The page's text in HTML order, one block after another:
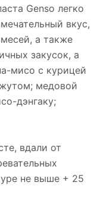
Genso легко
вкус,
а также
закусок, а
мисо с курицей
медовой
дэнгаку;
вдали от
не выше + 25